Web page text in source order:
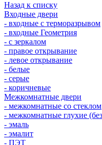
Назад к списку
Входные двери
- входные с терморазрывом
- входные Геометрия
- с зеркалом
- правое открывание
- левое открывание
- белые
- серые
- коричневые
Межкомнатные двери
- межкомнатные со стеклом
- межкомнатные глухие
- эмаль
- эмалит
- ПЭТ